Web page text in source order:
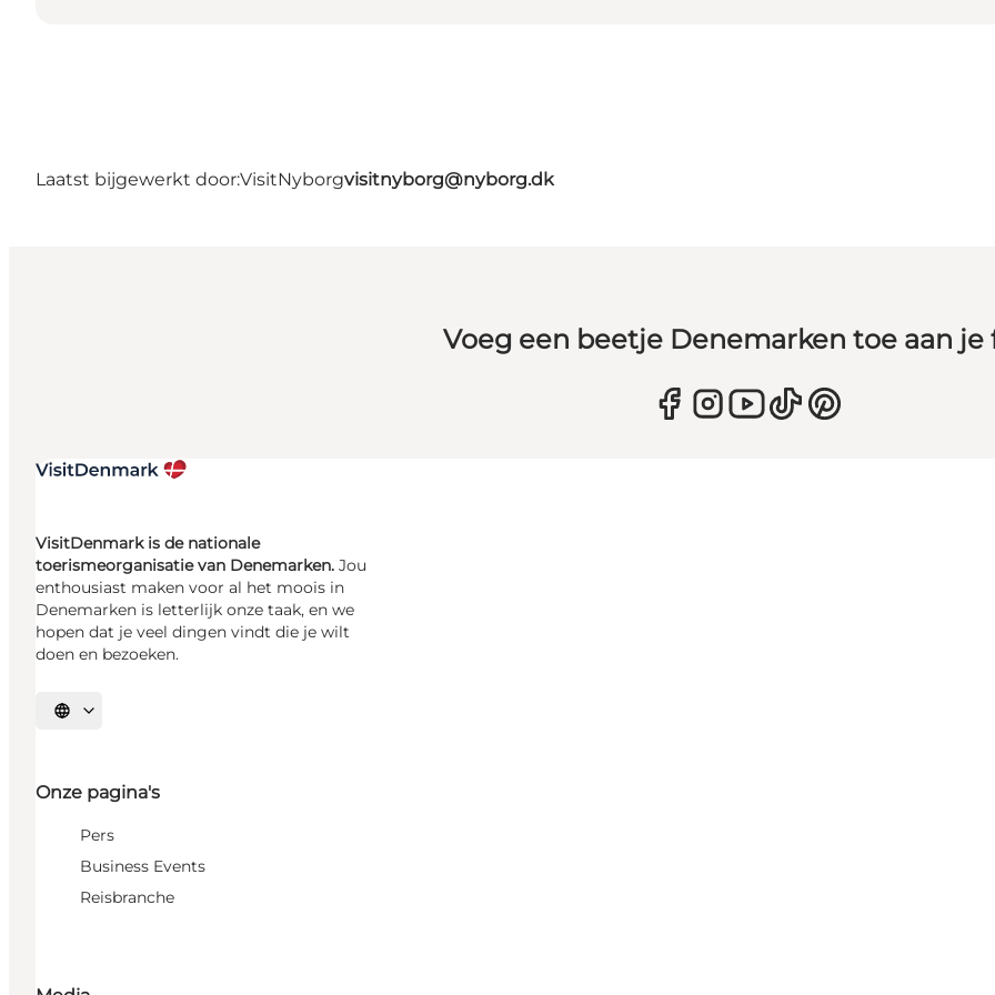
Laatst bijgewerkt door:VisitNyborgvisitnyborg@nyborg.dk
Voeg een beetje Denemarken toe aan je
VisitDenmark is de nationale
toerismeorganisatie van Denemarken. Jou
enthousiast maken voor al het moois in
Denemarken is letterlijk onze taak, en we
hopen dat je veel dingen vindt die je wilt
doen en bezoeken.
Selecteer taal
Onze pagina's
Pers
Business Events
Reisbranche